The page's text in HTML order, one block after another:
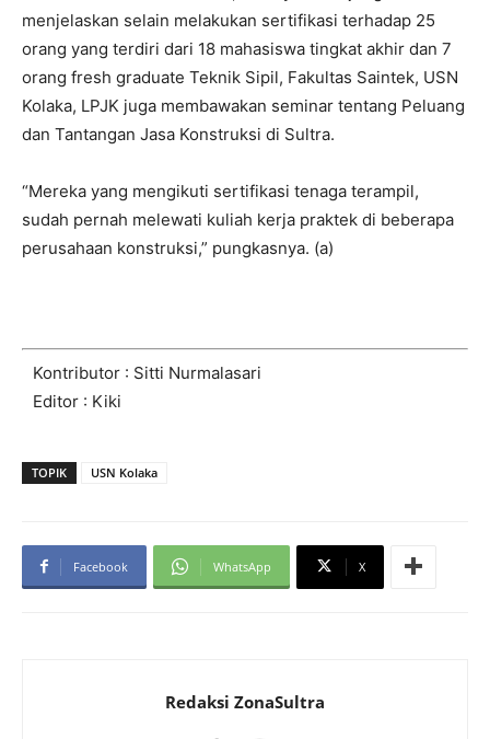
menjelaskan selain melakukan sertifikasi terhadap 25
orang yang terdiri dari 18 mahasiswa tingkat akhir dan 7
orang fresh graduate Teknik Sipil, Fakultas Saintek, USN
Kolaka, LPJK juga membawakan seminar tentang Peluang
dan Tantangan Jasa Konstruksi di Sultra.
“Mereka yang mengikuti sertifikasi tenaga terampil,
sudah pernah melewati kuliah kerja praktek di beberapa
perusahaan konstruksi,” pungkasnya. (a)
Kontributor : Sitti Nurmalasari
Editor : Kiki
TOPIK USN Kolaka
Facebook WhatsApp X
Redaksi ZonaSultra